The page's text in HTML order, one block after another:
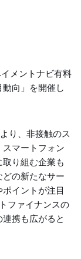
メントナビ有料
向」を開催し
り、非接触のス
マートフォン
り組む企業も
の新たなサー
イントが注目
ファイナンスの
携も広がると